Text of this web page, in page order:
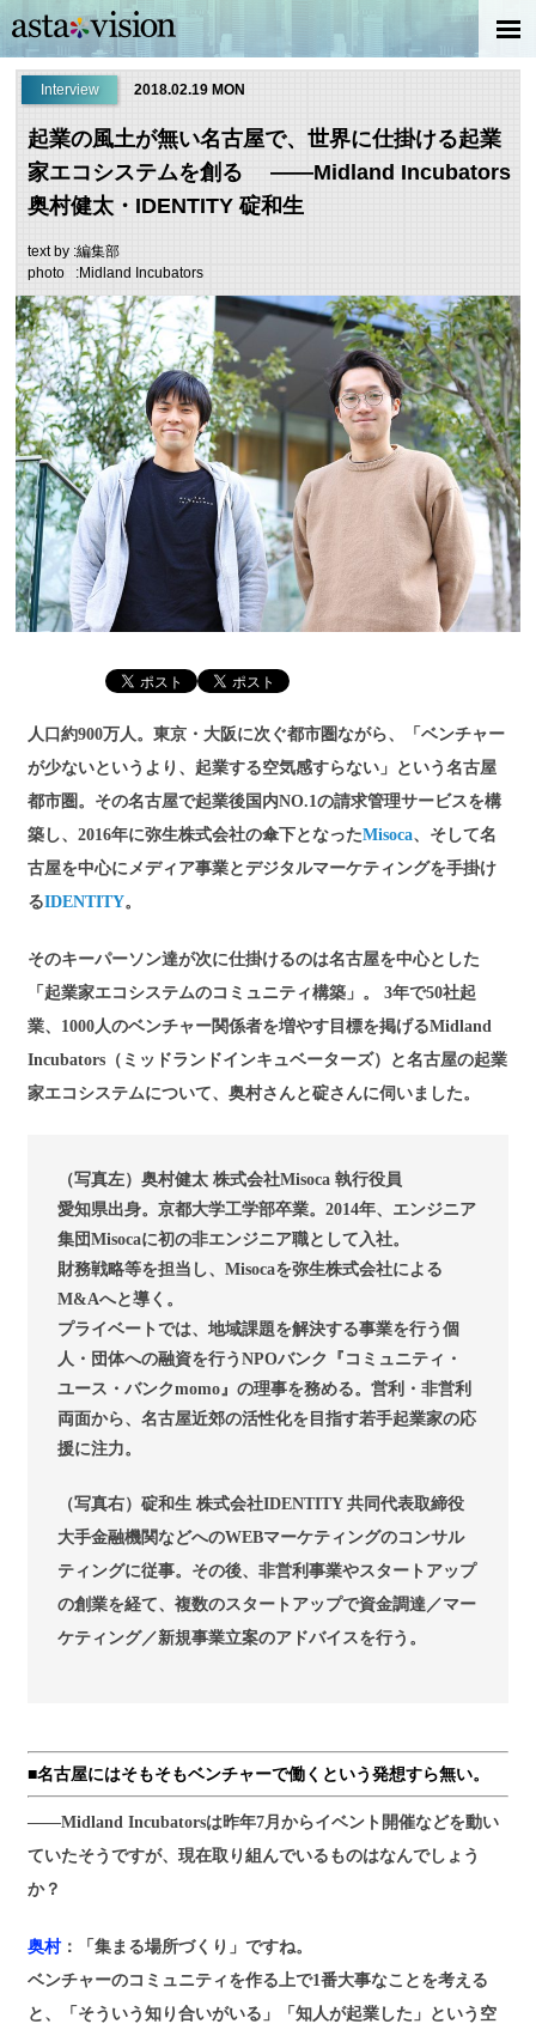
Interview 2018.02.19 MON
起業の風土が無い名古屋で、世界に仕掛ける起業
家エコシステムを創る ――Midland Incubators
奥村健太・IDENTITY 碇和生
text by :編集部
photo :Midland Incubators
人口約900万人。東京・大阪に次ぐ都市圏ながら、「ベンチャー
が少ないというより、起業する空気感すらない」という名古屋
都市圏。その名古屋で起業後国内NO.1の請求管理サービスを構
築し、2016年に弥生株式会社の傘下となったMisoca、そして名
古屋を中心にメディア事業とデジタルマーケティングを手掛け
るIDENTITY。
そのキーパーソン達が次に仕掛けるのは名古屋を中心とした
「起業家エコシステムのコミュニティ構築」。 3年で50社起
業、1000人のベンチャー関係者を増やす目標を掲げるMidland
Incubators（ミッドランドインキュベーターズ）
と名古屋の起業
家エコシステムについて、奥村さんと碇さんに伺いました。
（写真左）奥村健太 株式会社Misoca 執行役員
愛知県出身。京都大学工学部卒業。2014年、エンジニア
集団Misocaに初の非エンジニア職として入社。
財務戦略等を担当し、Misocaを弥生株式会社による
M&Aへと導く。
プライベートでは、地域課題を解決する事業を行う個
人・団体への融資を行うNPOバンク『コミュニティ・
ユース・バンクmomo』の理事を務める。営利・非営利
両面から、名古屋近郊の活性化を目指す若手起業家の応
援に注力。
（写真右）碇和生 株式会社IDENTITY 共同代表取締役
大手金融機関などへのWEBマーケティングのコンサル
ティングに従事。その後、非営利事業やスタートアップ
の創業を経て、複数のスタートアップで資金調達／マー
ケティング／新規事業立案のアドバイスを行う。
■名古屋にはそもそもベンチャーで働くという発想すら無い。
――Midland Incubatorsは昨年7月からイベント開催などを動い
ていたそうですが、現在取り組んでいるものはなんでしょう
か？
奥村：「集まる場所づくり」ですね。
ベンチャーのコミュニティを作る上で1番大事なことを考える
と、「そういう知り合いがいる」「知人が起業した」という空